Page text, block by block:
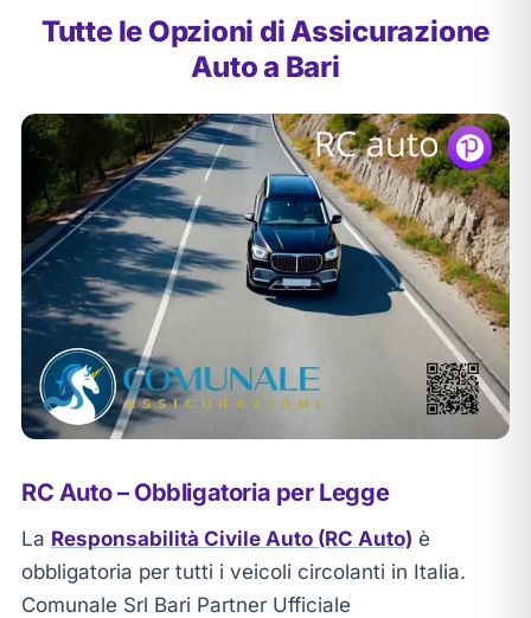
Tutte le Opzioni di Assicurazione
Auto a Bari
RC Auto – Obbligatoria per Legge
La Responsabilità Civile Auto (RC Auto) è
obbligatoria per tutti i veicoli circolanti in Italia.
Comunale Srl Bari Partner Ufficiale